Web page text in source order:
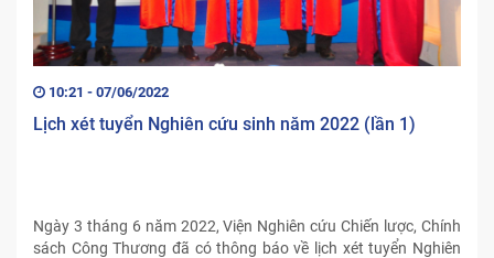
10:21 - 07/06/2022
Lịch xét tuyển Nghiên cứu sinh năm 2022 (lần 1)
Ngày 3 tháng 6 năm 2022, Viện Nghiên cứu Chiến lược, Chính
sách Công Thương đã có thông báo về lịch xét tuyển Nghiên